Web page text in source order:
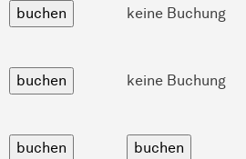
keine Buchung
keine Buchung